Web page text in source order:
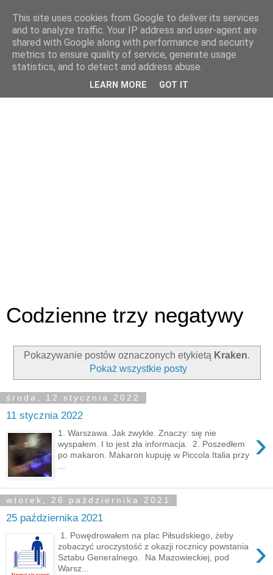
Codzienne trzy negatywy
Pokazywanie postów oznaczonych etykietą Kraken.
Pokaż wszystkie posty
środa, 12 stycznia 2022
11 stycznia 2022
›
1. Warszawa. Jak zwykle. Znaczy: się nie
wyspałem. I to jest zła informacja. 2. Poszedłem
po makaron. Makaron kupuję w Piccola Italia przy
wtorek, 26 października 2021
25 października 2021
›
1. Powędrowałem na plac Piłsudskiego, żeby
zobaczyć uroczystość z okazji rocznicy powstania
Sztabu Generalnego. Na Mazowieckiej, pod
Warsz...
This site uses cookies from Google to deliver its services
and to analyze traffic. Your IP address and user-agent are
shared with Google along with performance and security
metrics to ensure quality of service, generate usage
statistics, and to detect and address abuse.
LEARN MORE GOT IT